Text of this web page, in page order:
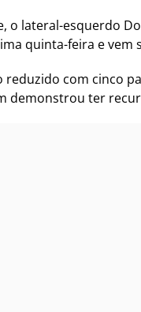
o lateral-esquerdo
quinta-feira e
reduzido com cinco
demonstrou ter